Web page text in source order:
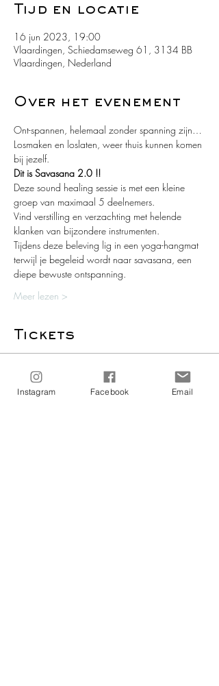
Tijd en locatie
16 jun 2023, 19:00
Vlaardingen, Schiedamseweg 61, 3134 BB
Vlaardingen, Nederland
Over het evenement
Ont-spannen, helemaal zonder spanning zijn…
Losmaken en loslaten, weer thuis kunnen komen
bij jezelf.
Dit is Savasana 2.0 !!
Deze sound healing sessie is met een kleine
groep van maximaal 5 deelnemers.
Vind verstilling en verzachting met helende
klanken van bijzondere instrumenten.
Tijdens deze beleving lig in een yoga-hangmat
terwijl je begeleid wordt naar savasana, een
diepe bewuste ontspanning.
Meer lezen >
Tickets
Uitverkocht
Soort ticket
Instagram Facebook Email